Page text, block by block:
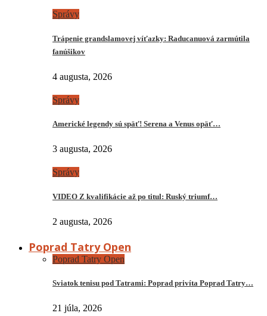
Správy
Trápenie grandslamovej víťazky: Raducanuová zarmútila
fanúšikov
4 augusta, 2026
Správy
Americké legendy sú späť! Serena a Venus opäť…
3 augusta, 2026
Správy
VIDEO Z kvalifikácie až po titul: Ruský triumf…
2 augusta, 2026
Poprad Tatry Open
Poprad Tatry Open
Sviatok tenisu pod Tatrami: Poprad privíta Poprad Tatry…
21 júla, 2026